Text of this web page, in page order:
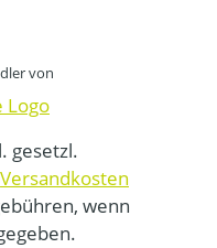
von
gesetzl.
Versandkosten
wenn